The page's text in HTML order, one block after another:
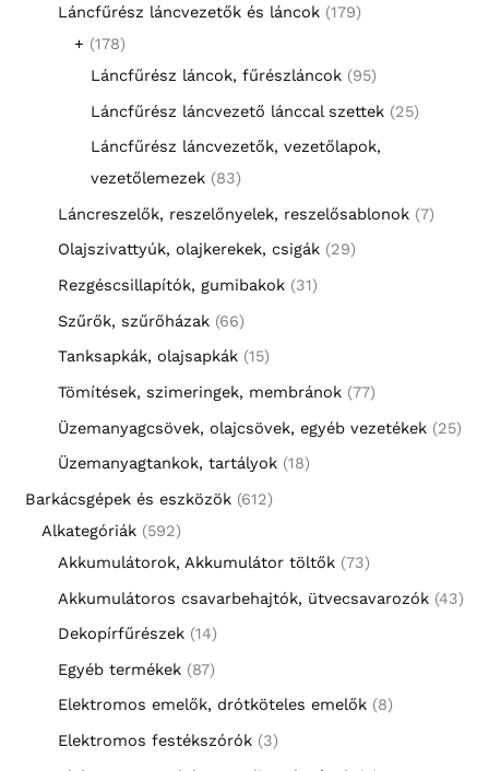
Láncfűrész láncvezetők és láncok 179
+
178
Láncfűrész láncok, fűrészláncok 95
Láncfűrész láncvezető lánccal szettek 25
Láncfűrész láncvezetők, vezetőlapok,
vezetőlemezek 83
Láncreszelők, reszelőnyelek, reszelősablonok 7
Olajszivattyúk, olajkerekek, csigák 29
Rezgéscsillapítók, gumibakok 31
Szűrők, szűrőházak 66
Tanksapkák, olajsapkák 15
Tömítések, szimeringek, membránok 77
Üzemanyagcsövek, olajcsövek, egyéb vezetékek 25
Üzemanyagtankok, tartályok 18
Barkácsgépek és eszközök 612
Alkategóriák 592
Akkumulátorok, Akkumulátor töltők 73
Akkumulátoros csavarbehajtók, ütvecsavarozók 43
Dekopírfűrészek 14
Egyéb termékek 87
Elektromos emelők, drótköteles emelők 8
Elektromos festékszórók 3